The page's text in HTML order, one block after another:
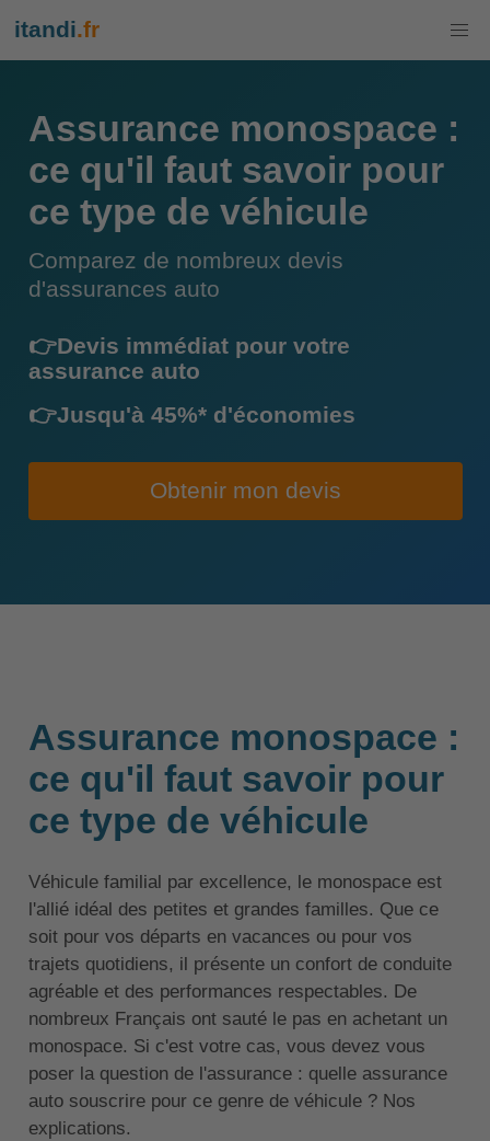
itandi.fr
Assurance monospace :
ce qu'il faut savoir pour
ce type de véhicule
Comparez de nombreux devis
d'assurances auto
👉Devis immédiat pour votre
assurance auto
👉Jusqu'à 45%* d'économies
Obtenir mon devis
Assurance monospace :
ce qu'il faut savoir pour
ce type de véhicule
Véhicule familial par excellence, le monospace est
l'allié idéal des petites et grandes familles. Que ce
soit pour vos départs en vacances ou pour vos
trajets quotidiens, il présente un confort de conduite
agréable et des performances respectables. De
nombreux Français ont sauté le pas en achetant un
monospace. Si c'est votre cas, vous devez vous
poser la question de l'assurance : quelle assurance
auto souscrire pour ce genre de véhicule ? Nos
explications.